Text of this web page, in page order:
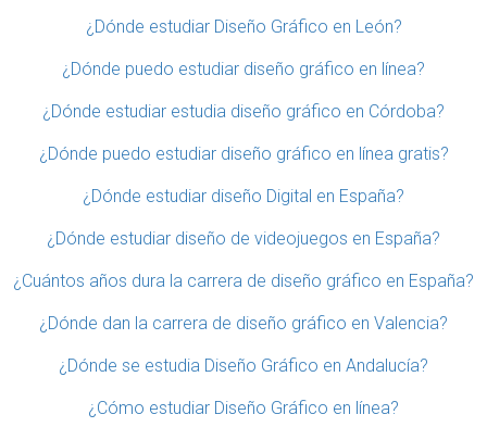
¿Dónde estudiar Diseño Gráfico en León?
¿Dónde puedo estudiar diseño gráfico en línea?
¿Dónde estudiar estudia diseño gráfico en Córdoba?
¿Dónde puedo estudiar diseño gráfico en línea gratis?
¿Dónde estudiar diseño Digital en España?
¿Dónde estudiar diseño de videojuegos en España?
¿Cuántos años dura la carrera de diseño gráfico en España?
¿Dónde dan la carrera de diseño gráfico en Valencia?
¿Dónde se estudia Diseño Gráfico en Andalucía?
¿Cómo estudiar Diseño Gráfico en línea?